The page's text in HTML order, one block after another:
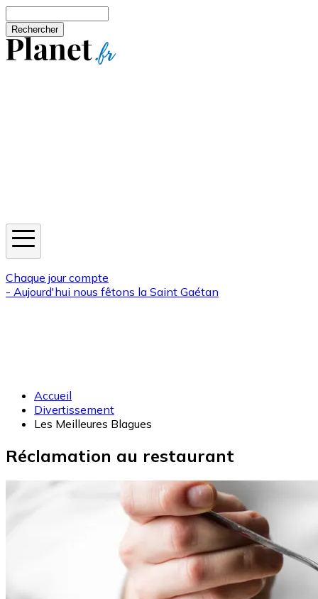
Chaque jour compte
- Aujourd'hui nous fêtons la Saint Gaétan
Accueil
Divertissement
Les Meilleures Blagues
Réclamation au restaurant